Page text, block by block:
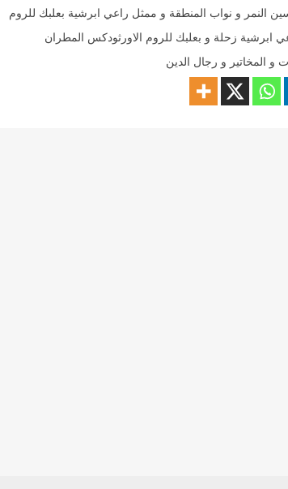
النمر و نواب المنطقة و ممثل راعي ابرشية بعلبك للروم
ابرشية زحلة و بعلبك للروم الاورثودكس المطران
و المخاتير و رجال الدين